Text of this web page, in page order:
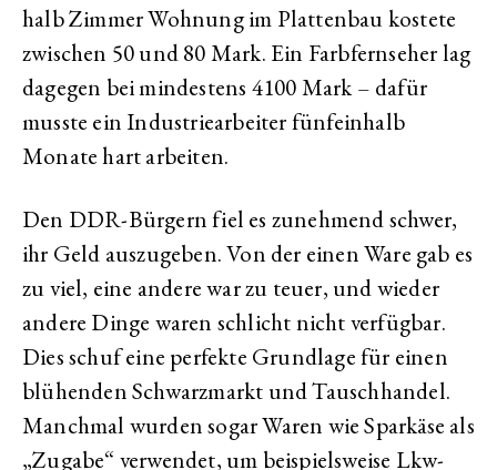
halb Zimmer Wohnung im Plattenbau kostete
zwischen 50 und 80 Mark. Ein Farbfernseher lag
dagegen bei mindestens 4100 Mark – dafür
musste ein Industriearbeiter fünfeinhalb
Monate hart arbeiten.
Den DDR-Bürgern fiel es zunehmend schwer,
ihr Geld auszugeben. Von der einen Ware gab es
zu viel, eine andere war zu teuer, und wieder
andere Dinge waren schlicht nicht verfügbar.
Dies schuf eine perfekte Grundlage für einen
blühenden Schwarzmarkt und Tauschhandel.
Manchmal wurden sogar Waren wie Sparkäse als
„Zugabe“ verwendet, um beispielsweise Lkw-